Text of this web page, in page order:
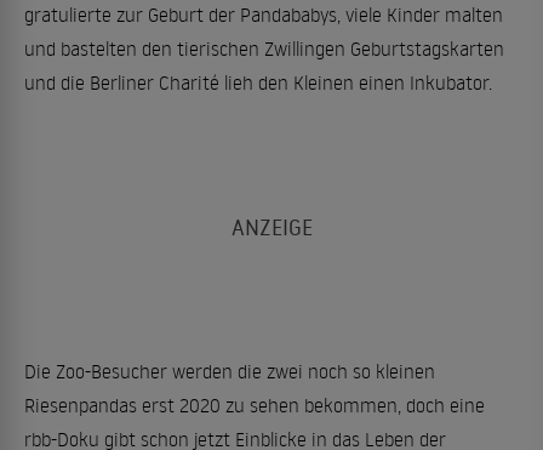
gratulierte zur Geburt der Pandababys, viele Kinder malten
und bastelten den tierischen Zwillingen Geburtstagskarten
und die Berliner Charité lieh den Kleinen einen Inkubator.
Die Zoo-Besucher werden die zwei noch so kleinen
Riesenpandas erst 2020 zu sehen bekommen, doch eine
rbb-Doku gibt schon jetzt Einblicke in das Leben der